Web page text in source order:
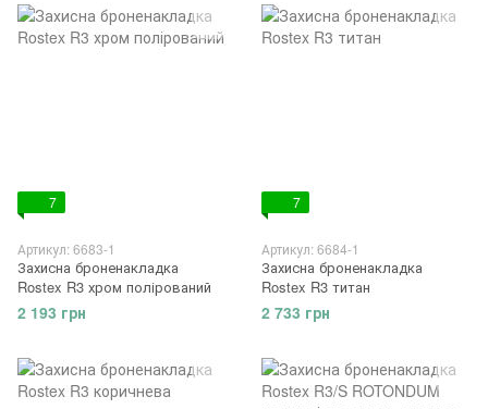
7
Артикул: 6683-1
Захисна броненакладка
Rostex R3 хром полірований
2 193 грн
7
Артикул: 6684-1
Захисна броненакладка
Rostex R3 титан
2 733 грн